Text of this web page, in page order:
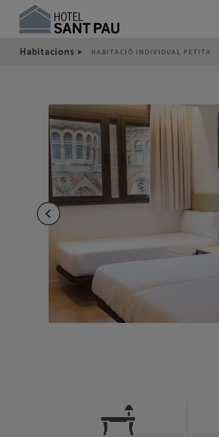
Habitació Doble Superior de l´Hotel Sant Pau a Barcelona. Web Oficial.
Habitacions HABITACIÓ INDIVIDUAL PETITA